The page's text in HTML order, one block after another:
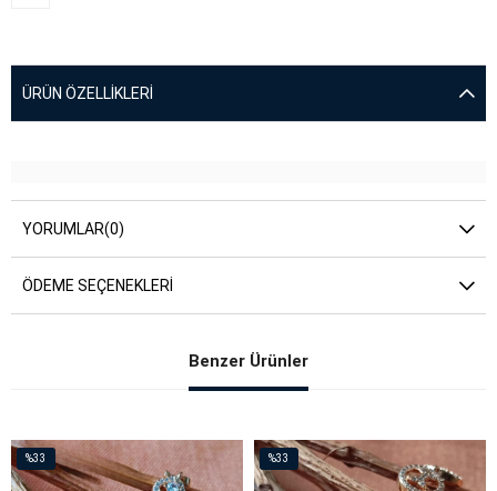
ÜRÜN ÖZELLIKLERI
YORUMLAR(0)
ÖDEME SEÇENEKLERI
Benzer Ürünler
%33
İndirim
%33
İndirim